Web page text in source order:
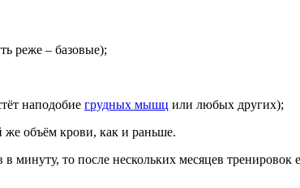
реже – базовые);
наподобие грудных мышц или любых других);
же объём крови, как и раньше.
минуту, то после нескольких месяцев